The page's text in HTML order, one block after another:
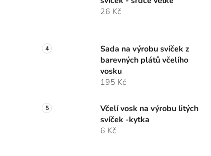
26 Kč
Sada na výrobu svíček z
barevných plátů včelího
vosku
195 Kč
Včelí vosk na výrobu litých
svíček -kytka
6 Kč